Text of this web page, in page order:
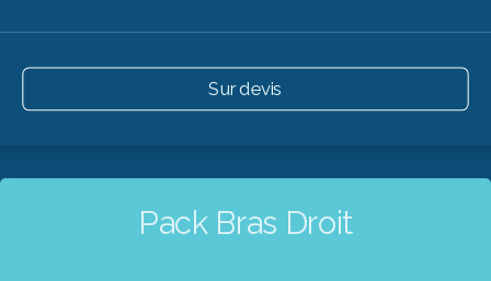
Sur devis
Pack Bras Droit